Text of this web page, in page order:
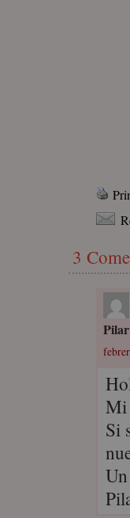
3
Mi
Si